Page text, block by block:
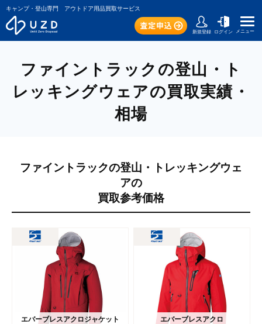
キャンプ・登山専門 アウトドア用品買取サービス
新規登録 ログイン メニュー
ファイントラックの登山・ト
レッキングウェアの買取実績・
相場
ファイントラックの登山・トレッキングウェ
アの
買取参考価格
エバーブレスアクロジャケット エバーブレスアクロ